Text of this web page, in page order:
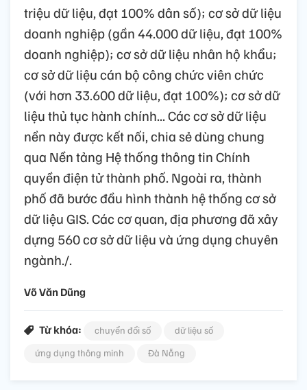
triệu dữ liệu, đạt 100% dân số); cơ sở dữ liệu
doanh nghiệp (gần 44.000 dữ liệu, đạt 100%
doanh nghiệp); cơ sở dữ liệu nhân hộ khẩu;
cơ sở dữ liệu cán bộ công chức viên chức
(với hơn 33.600 dữ liệu, đạt 100%); cơ sở dữ
liệu thủ tục hành chính... Các cơ sở dữ liệu
nền này được kết nối, chia sẻ dùng chung
qua Nền tảng Hệ thống thông tin Chính
quyền điện tử thành phố. Ngoài ra, thành
phố đã bước đầu hình thành hệ thống cơ sở
dữ liệu GIS. Các cơ quan, địa phương đã xây
dựng 560 cơ sở dữ liệu và ứng dụng chuyên
ngành./.
Võ Văn Dũng
Từ khóa: chuyển đổi số
dữ liệu số
ứng dụng thông minh
Đà Nẵng